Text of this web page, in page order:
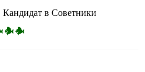
в Советники